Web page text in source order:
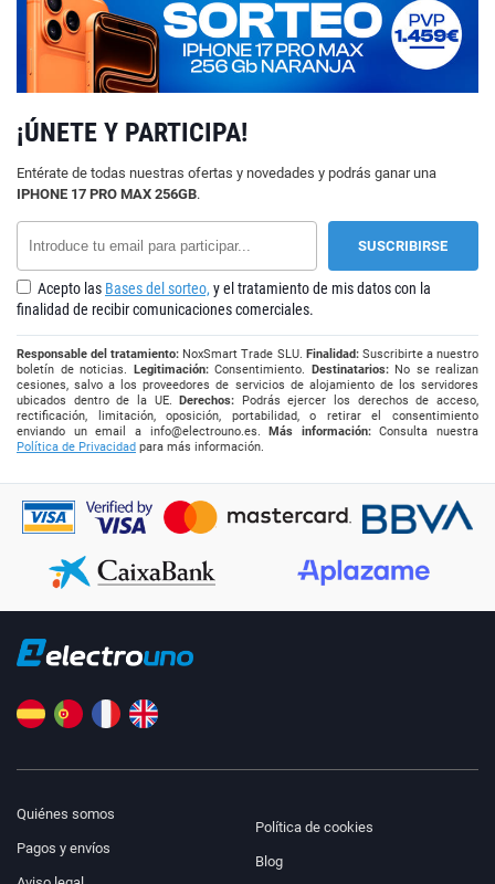
¡ÚNETE Y PARTICIPA!
Entérate de todas nuestras ofertas y novedades y podrás ganar una
IPHONE 17 PRO MAX 256GB.
Acepto las Bases del sorteo, y el tratamiento de mis datos con la
finalidad de recibir comunicaciones comerciales.
Responsable del tratamiento: NoxSmart Trade SLU. Finalidad:Suscribirte a nuestro
boletín de noticias. Legitimación:Consentimiento. Destinatarios:No se realizan
cesiones, salvo a los proveedores de servicios de alojamiento de los servidores
ubicados dentro de la UE.Derechos: Podrás ejercer los derechos de acceso,
rectificación, limitación, oposición, portabilidad, o retirar el consentimiento
enviando un email a info@electrouno.es.Más información:Consulta nuestra
Política de Privacidad para más información.
Quiénes somos
Pagos y envíos
Política de cookies
Blog